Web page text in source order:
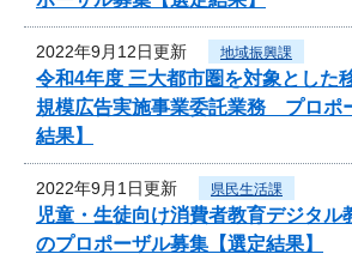
2022年9月12日更新 地域振興課
令和4年度 三大都市圏を対象とした
規模広告実施事業委託業務 プロポ
結果】
2022年9月1日更新 県民生活課
児童・生徒向け消費者教育デジタル
のプロポーザル募集【選定結果】